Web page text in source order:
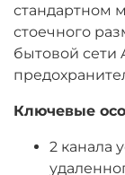
стандартном
стоечного
бытовой сети
Ключевые
2 канала